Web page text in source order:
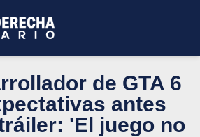
de GTA 6
antes
'El juego no